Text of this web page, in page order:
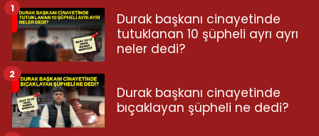
Durak başkanı cinayetinde
tutuklanan 10 şüpheli ayrı ayrı
neler dedi?
1
Durak başkanı cinayetinde
bıçaklayan şüpheli ne dedi?
2